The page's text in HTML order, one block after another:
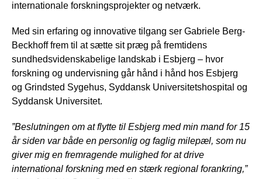
internationale forskningsprojekter og netværk.
Med sin erfaring og innovative tilgang ser Gabriele Berg-
Beckhoff frem til at sætte sit præg på fremtidens
sundhedsvidenskabelige landskab i Esbjerg – hvor
forskning og undervisning går hånd i hånd hos Esbjerg
og Grindsted Sygehus, Syddansk Universitetshospital og
Syddansk Universitet.
”Beslutningen om at flytte til Esbjerg med min mand for 15
år siden var både en personlig og faglig milepæl, som nu
giver mig en fremragende mulighed for at drive
international forskning med en stærk regional forankring,”